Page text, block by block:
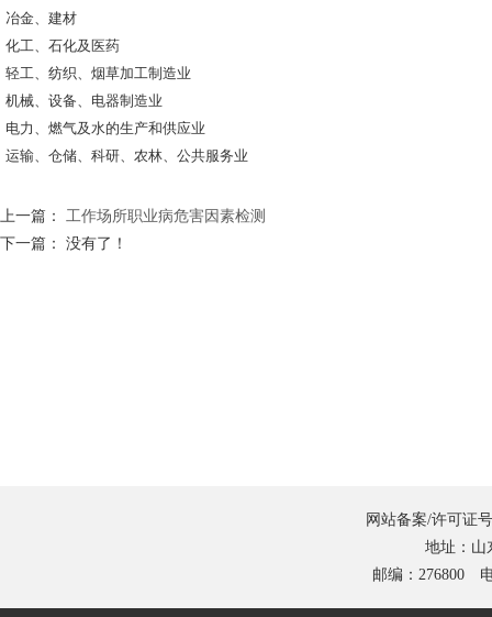
冶金、建材
化工、石化及医药
轻工、纺织、烟草加工制造业
机械、设备、电器制造业
电力、燃气及水的生产和供应业
运输、仓储、科研、农林、公共服务业
上一篇： 工作场所职业病危害因素检测
下一篇： 没有了！
网站备案/许可证
地址：山
邮编：276800